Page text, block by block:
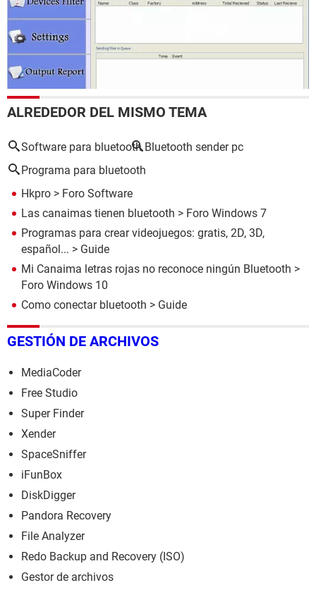
ALREDEDOR DEL MISMO TEMA
Software para bluetooth Bluetooth sender pc
Programa para bluetooth
Hkpro > Foro Software
Las canaimas tienen bluetooth > Foro Windows 7
Programas para crear videojuegos: gratis, 2D, 3D,
español... > Guide
Mi Canaima letras rojas no reconoce ningún Bluetooth >
Foro Windows 10
Como conectar bluetooth > Guide
GESTIÓN DE ARCHIVOS
MediaCoder
Free Studio
Super Finder
Xender
SpaceSniffer
iFunBox
DiskDigger
Pandora Recovery
File Analyzer
Redo Backup and Recovery (ISO)
Gestor de archivos